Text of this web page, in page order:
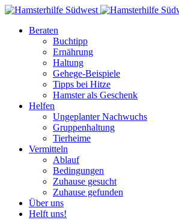
Beraten
Buchtipp
Ernährung
Haltung
Gehege-Beispiele
Tipps bei Hitze
Hamster als Geschenk
Helfen
Ungeplanter Nachwuchs
Gruppenhaltung
Tierheime
Vermitteln
Ablauf
Bedingungen
Zuhause gesucht
Zuhause gefunden
Über uns
Helft uns!